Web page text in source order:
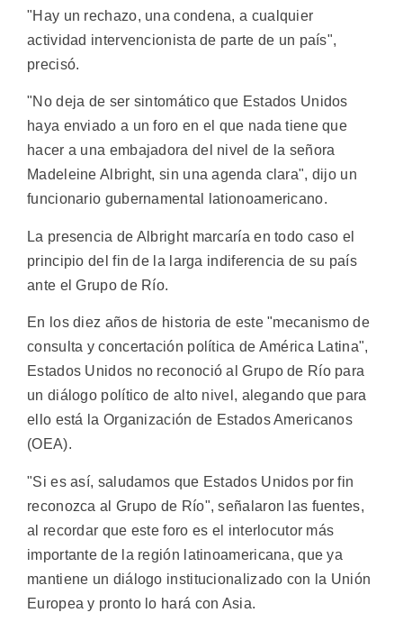
"Hay un rechazo, una condena, a cualquier
actividad intervencionista de parte de un país",
precisó.
"No deja de ser sintomático que Estados Unidos
haya enviado a un foro en el que nada tiene que
hacer a una embajadora del nivel de la señora
Madeleine Albright, sin una agenda clara", dijo un
funcionario gubernamental lationoamericano.
La presencia de Albright marcaría en todo caso el
principio del fin de la larga indiferencia de su país
ante el Grupo de Río.
En los diez años de historia de este "mecanismo de
consulta y concertación política de América Latina",
Estados Unidos no reconoció al Grupo de Río para
un diálogo político de alto nivel, alegando que para
ello está la Organización de Estados Americanos
(OEA).
"Si es así, saludamos que Estados Unidos por fin
reconozca al Grupo de Río", señalaron las fuentes,
al recordar que este foro es el interlocutor más
importante de la región latinoamericana, que ya
mantiene un diálogo institucionalizado con la Unión
Europea y pronto lo hará con Asia.